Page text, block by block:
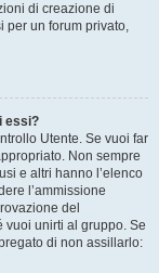
di creazione di
per un forum privato,
essi?
Utente. Se vuoi far
Non sempre
e altri hanno l’elenco
l’ammissione
del
vuoi unirti al gruppo. Se
di non assillarlo: